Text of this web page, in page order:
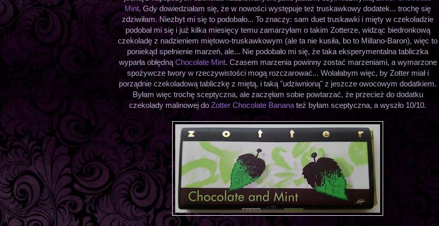
Mint. Gdy dowiedziałam się, że w nowości występuje też truskawkowy dodatek... trochę się
zdziwiłam. Niezbyt mi się to podobało... To znaczy: sam duet truskawki i mięty w czekoladzie
podobał mi się i już kilka miesięcy temu zamarzyłam o takim Zotterze, widząc biedronkową
czekoladę z nadzieniem miętowo-truskawkowym (ale ta nie kusiła, bo to Millano-Baron), więc to
poniekąd spełnienie marzeń, ale... Nie podobało mi się, że taka eksperymentalna tabliczka
wyparła obłędną Chocolate Mint. Czasem marzenia powinny zostać marzeniami, a wymarzone
spożywcze twory w rzeczywistości mogą rozczarować... Wolałabym więc, by Zotter miał i
porządnie czekoladową tabliczkę z miętą, i taką "udziwnioną" z jeszcze owocowym dodatkiem.
Byłam więc trochę sceptyczna, ale zaczęłam sobie powtarzać, że przecież do dodatku
czekolady malinowej do Zotter Chocolate Banana też byłam sceptyczna, a wyszło 10/10.